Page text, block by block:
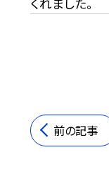
前の記事